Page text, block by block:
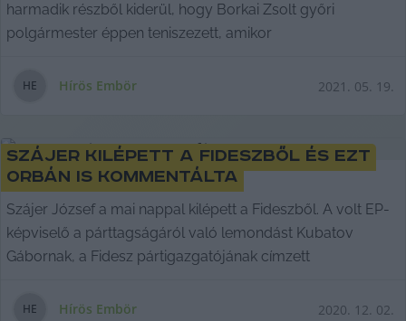
harmadik részből kiderül, hogy Borkai Zsolt győri
polgármester éppen teniszezett, amikor
HE Hírös Embör 2021. 05. 19.
Szájer kilépett a Fideszből és ezt
Orbán is kommentálta
Szájer József a mai nappal kilépett a Fideszből. A volt EP-
képviselő a párttagságáról való lemondást Kubatov
Gábornak, a Fidesz pártigazgatójának címzett
HE Hírös Embör 2020. 12. 02.